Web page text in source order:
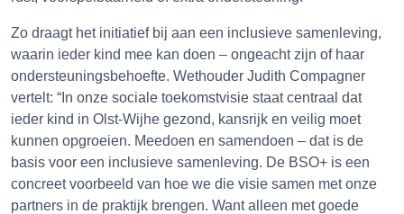
Zo draagt het initiatief bij aan een inclusieve samenleving,
waarin ieder kind mee kan doen – ongeacht zijn of haar
ondersteuningsbehoefte. Wethouder Judith Compagner
vertelt: “In onze sociale toekomstvisie staat centraal dat
ieder kind in Olst-Wijhe gezond, kansrijk en veilig moet
kunnen opgroeien. Meedoen en samendoen – dat is de
basis voor een inclusieve samenleving. De BSO+ is een
concreet voorbeeld van hoe we die visie samen met onze
partners in de praktijk brengen. Want alleen met goede